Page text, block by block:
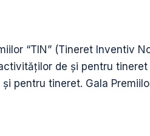
“TIN” (Tineret Inventiv
de și pentru
pentru tineret. Gala